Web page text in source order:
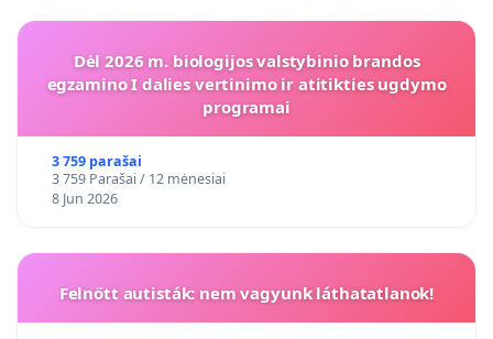
Dėl 2026 m. biologijos valstybinio brandos
egzamino I dalies vertinimo ir atitikties ugdymo
programai
3 759 parašai
3 759 Parašai / 12 mėnesiai
8 Jun 2026
Felnőtt autisták: nem vagyunk láthatatlanok!